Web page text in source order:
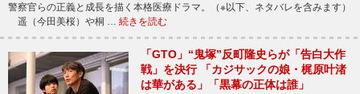
警察官らの正義と成長を描く本格医療ドラマ。（※以下、ネタバレを含みます）
遥（今田美桜）や桐 … 続きを読む
「GTO」“鬼塚”反町隆史らが「告白大作
戦」を決行 「カジサックの娘・梶原叶渚
は華がある」「黒幕の正体は誰」